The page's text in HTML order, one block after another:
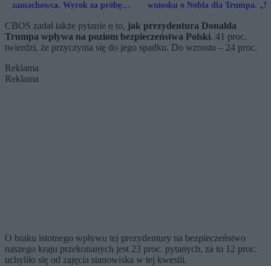
zamachowca. Wyrok za próbę
wniosku o Nobla dla Trumpa.
CBOS zadał także pytanie o to, jak prezydentura Donalda
Trumpa wpływa na poziom bezpieczeństwa Polski. 41 proc.
twierdzi, że przyczynia się do jego spadku. Do wzrostu – 24 proc.
Reklama
Reklama
O braku istotnego wpływu tej prezydentury na bezpieczeństwo
naszego kraju przekonanych jest 23 proc. pytanych, za to 12 proc.
uchyliło się od zajęcia stanowiska w tej kwestii.